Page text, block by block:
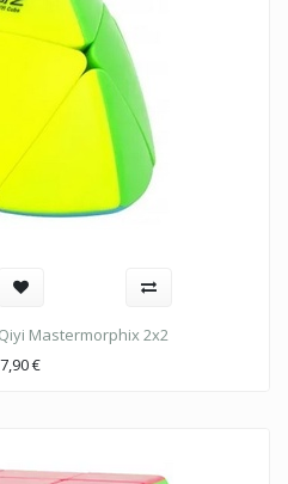
Mastermorphix 2x2
7,90€